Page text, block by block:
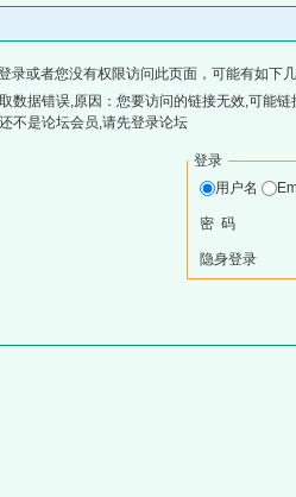
录或者您没有权限访问此页面，可能有如下
数据错误,原因：您要访问的链接无效,可能
不是论坛会员,请先登录论坛
登录
用户名
密 码
隐身登录